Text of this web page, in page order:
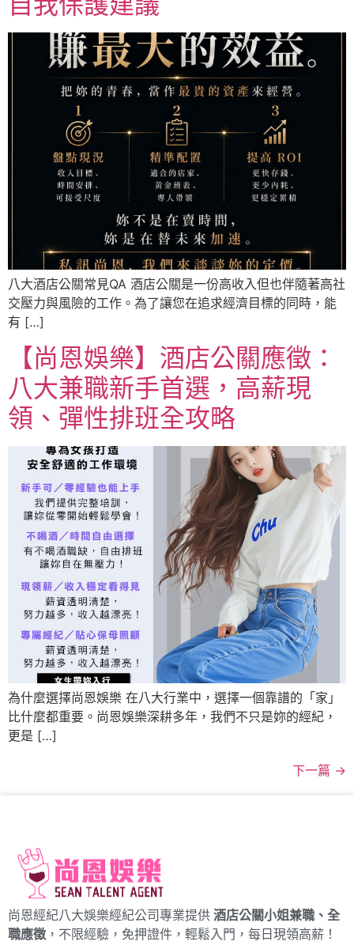
八大酒店公關常見QA 酒店公關是一份高收入但也伴隨著高社
交壓力與風險的工作。為了讓您在追求經濟目標的同時，能
有 […]
【尚恩娛樂】酒店公關應徵：
八大兼職新手首選，高薪現
領、彈性排班全攻略
為什麼選擇尚恩娛樂 在八大行業中，選擇一個靠譜的「家」
比什麼都重要。尚恩娛樂深耕多年，我們不只是妳的經紀，
更是 […]
下一篇 →
尚恩經紀八大娛樂經紀公司專業提供 酒店公關小姐兼職、全
職應徵 ，不限經驗，免押證件，輕鬆入門，每日現領高薪！